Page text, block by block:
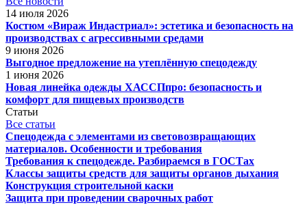
14 июля 2026
Костюм «Вираж Индастриал»: эстетика и безопасность на
производствах с агрессивными средами
9 июня 2026
Выгодное предложение на утеплённую спецодежду
1 июня 2026
Новая линейка одежды ХАССПпро: безопасность и
комфорт для пищевых производств
Статьи
Все статьи
Спецодежда с элементами из световозвращающих
материалов. Особенности и требования
Требования к спецодежде. Разбираемся в ГОСТах
Классы защиты средств для защиты органов дыхания
Конструкция строительной каски
Защита при проведении сварочных работ